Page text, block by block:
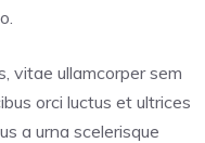
vitae ullamcorper sem
orci luctus et ultrices
a urna scelerisque